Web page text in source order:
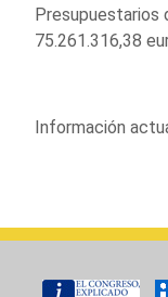
Presupuestarios
75.261.316,38
Información